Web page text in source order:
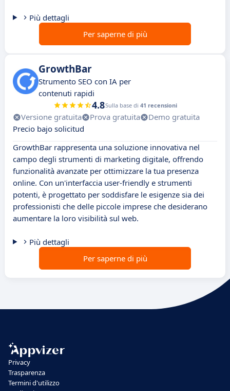
Più dettagli
Per saperne di più
GrowthBar
Strumento SEO con IA per
contenuti rapidi
4.8Sulla base di 41 recensioni
Versione gratuita Prova gratuita
Demo gratuita
Precio bajo solicitud
GrowthBar rappresenta una soluzione innovativa nel
campo degli strumenti di marketing digitale, offrendo
funzionalità avanzate per ottimizzare la tua presenza
online. Con un'interfaccia user-friendly e strumenti
potenti, è progettato per soddisfare le esigenze sia dei
professionisti che delle piccole imprese che desiderano
aumentare la loro visibilità sul web.
Più dettagli
Per saperne di più
Privacy
Trasparenza
Termini d'utilizzo